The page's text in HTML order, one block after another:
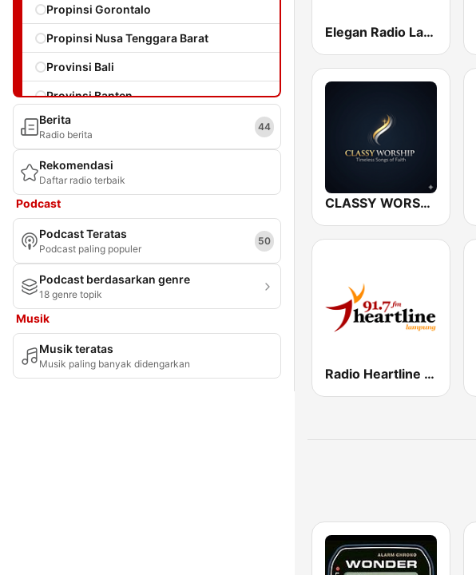
Propinsi Gorontalo
Propinsi Nusa Tenggara Barat
Provinsi Bali
Provinsi Banten
Provinsi Jambi
Provinsi Kalimantan Tengah
Provinsi Lampung
Provinsi Maluku
Provinsi Maluku Utara
Provinsi Nanggroe Aceh Darussalam
Provinsi Nusa Tenggara Timur
Provinsi Papua Barat
Provinsi Sulawesi Tenggara
Riau
Berita
Radio berita
44
Rekomendasi
Daftar radio terbaik
Podcast
Podcast Teratas
Podcast paling populer
50
Podcast berdasarkan genre
18 genre topik
Musik
Musik teratas
Musik paling banyak didengarkan
Elegan Radio Lampung
CLASSY WORSHIP
Radio Heartline Lampung 91.7 FM